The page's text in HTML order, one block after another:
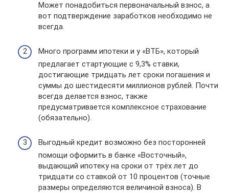
Может понадобиться первоначальный взнос, а
вот подтверждение заработков необходимо не
всегда.
Много программ ипотеки и у «ВТБ», который
предлагает стартующие с 9,3% ставки,
достигающие тридцать лет сроки погашения и
суммы до шестидесяти миллионов рублей. Почти
всегда делается взнос, также
предусматривается комплексное страхование
(обязательно).
Выгодный кредит возможно без посторонней
помощи оформить в банке «Восточный»,
выдающий ипотеку на сроки от трёх лет до
тридцати со ставкой от 10 процентов (точные
размеры определяются величиной взноса). В